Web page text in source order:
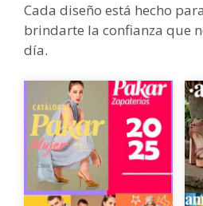
Cada diseño está hecho
brindarte la confianza que
día.